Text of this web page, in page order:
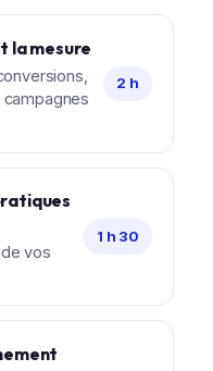
la mesure
2 h
vos
1 h 30